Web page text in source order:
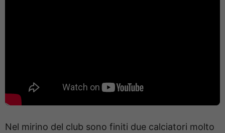
Nel mirino del club sono finiti due calciatori molto